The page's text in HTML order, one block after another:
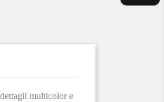
multicolor e